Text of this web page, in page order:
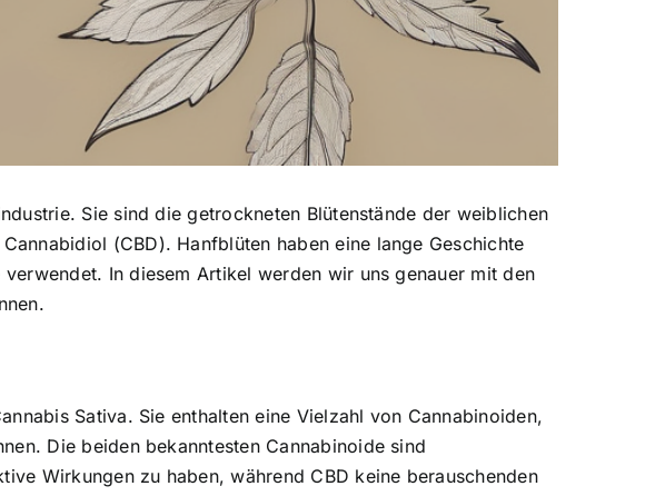
Sie sind die getrockneten Blütenstände der weiblichen
(CBD). Hanfblüten haben eine lange Geschichte
In diesem Artikel werden wir uns genauer mit den
Sativa. Sie enthalten eine Vielzahl von Cannabinoiden,
Die beiden bekanntesten Cannabinoide sind
Wirkungen zu haben, während CBD keine berauschenden